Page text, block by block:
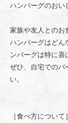
ハンバーグのおい
家族や友人とのお
ハンバーグはどん
ンバーグは特に喜
ぜひ、自宅でのパ
い。
［食べ方について］